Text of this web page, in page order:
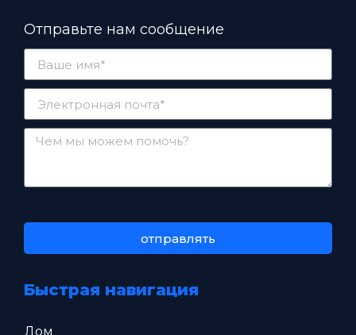
Отправьте нам сообщение
отправлять
Быстрая навигация
Дом